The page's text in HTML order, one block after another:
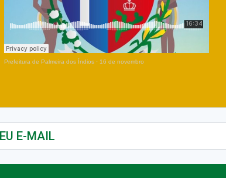
Prefeitura de Palmeira dos Índios · 16 de novembro